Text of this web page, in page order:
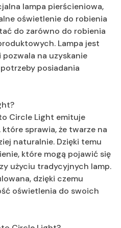
lampa pierścieniowa,
oświetlenie do robienia
do zarówno do robienia
Lampa jest
pozwala na uzyskanie
posiadania
Circle Light emituje
sprawia, że twarze na
naturalnie. Dzięki temu
które mogą pojawić się
użyciu tradycyjnych lamp.
dzięki czemu
oświetlenia do swoich